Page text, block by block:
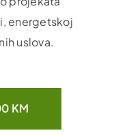
energetskoj
uslova.
KM